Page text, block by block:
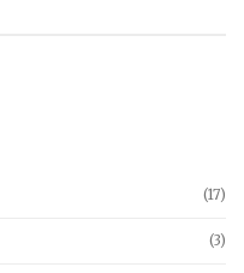
(17)
(3)